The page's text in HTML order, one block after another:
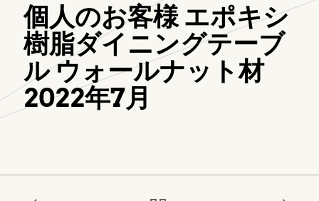
個人のお客様 エポキシ
樹脂ダイニングテーブ
ル ウォールナット材
2022年7月